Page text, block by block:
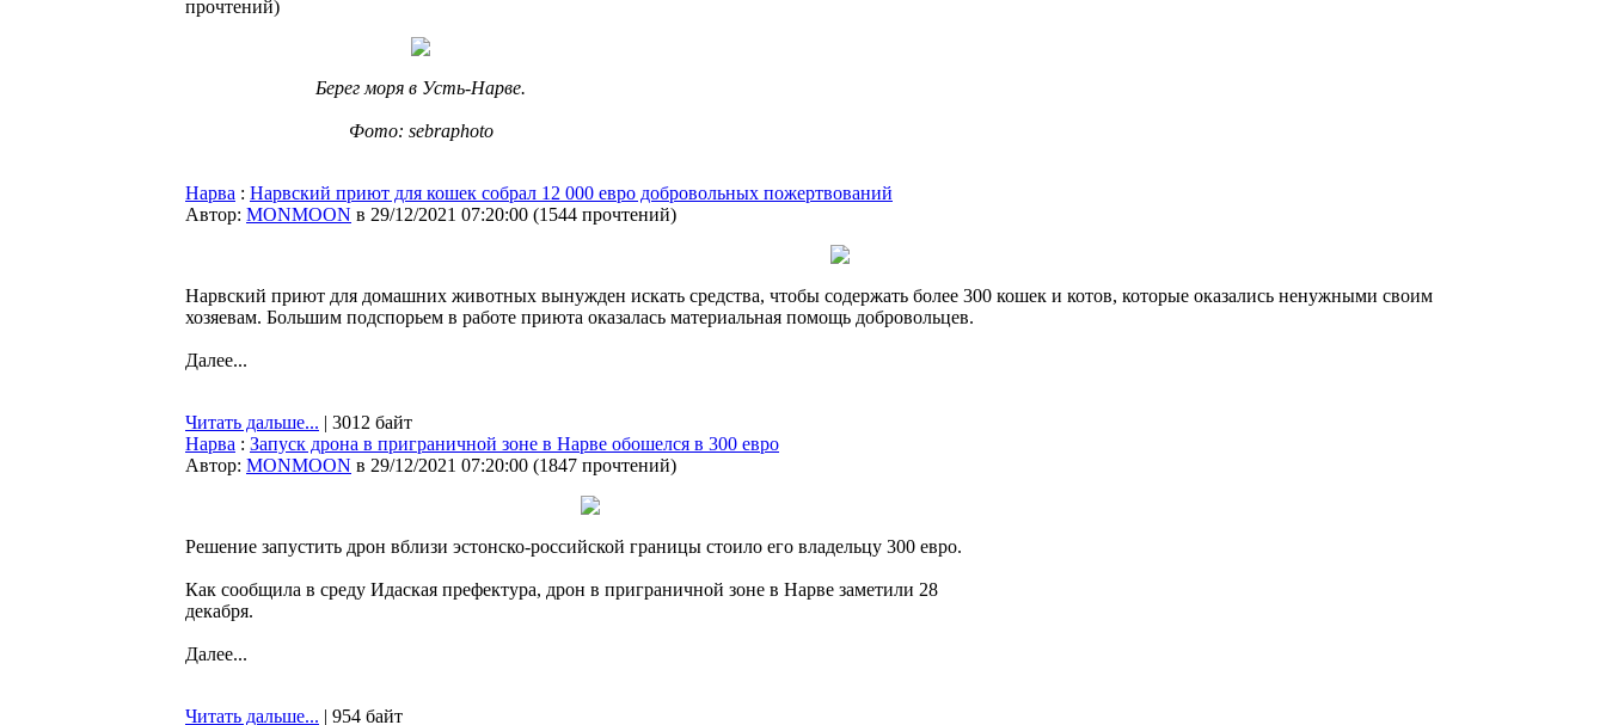
прочтений)
Берег моря в Усть-Нарве.
Фото: sebraphoto
Нарва : Нарвский приют для кошек собрал 12 000 евро добровольных пожертвований
Автор: MONMOON в 29/12/2021 07:20:00 (1544 прочтений)
Нарвский приют для домашних животных вынужден искать средства, чтобы содержать более 300 кошек и котов, которые оказались ненужными своим
хозяевам. Большим подспорьем в работе приюта оказалась материальная помощь добровольцев.
Далее...
Читать дальше... | 3012 байт
Нарва : Запуск дрона в приграничной зоне в Нарве обошелся в 300 евро
Автор: MONMOON в 29/12/2021 07:20:00 (1847 прочтений)
Решение запустить дрон вблизи эстонско-российской границы стоило его владельцу 300 евро.
Как сообщила в среду Идаская префектура, дрон в приграничной зоне в Нарве заметили 28
декабря.
Далее...
Читать дальше... | 954 байт